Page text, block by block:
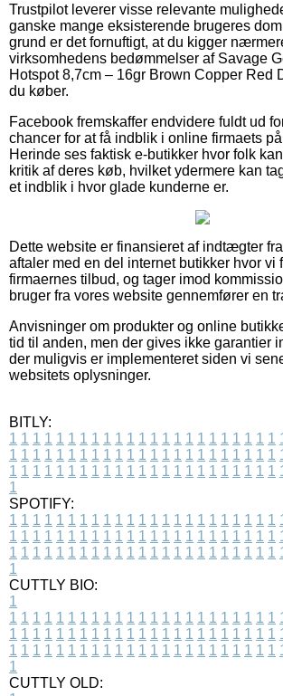
Trustpilot leverer visse relevante
ganske mange eksisterende brugeres
grund er det fornuftigt, at du kigger
virksomhedens bedømmelser af Savage
Hotspot 8,7cm – 16gr Brown Copper Red
du køber.
Facebook fremskaffer endvidere fuldt ud
chancer for at få indblik i online firmaets
Herinde ses faktisk e-butikker hvor folk
kritik af deres køb, hvilket ydermere kan
et indblik i hvor glade kunderne er.
Dette website er finansieret af indtægter
aftaler med en del internet butikker hvor vi
firmaernes tilbud, og tager imod
bruger fra vores website gennemfører en
Anvisninger om produkter og online
tid til anden, men der gives ikke garantier
der muligvis er implementeret siden vi
websitets oplysninger.
BITLY:
1 1 1 1 1 1 1 1 1 1 1 1 1 1 1 1 1 1 1 1 1 1 1
1 1 1 1 1 1 1 1 1 1 1 1 1 1 1 1 1 1 1 1 1 1 1
1 1 1 1 1 1 1 1 1 1 1 1 1 1 1 1 1 1 1 1 1 1 1
1
SPOTIFY:
1 1 1 1 1 1 1 1 1 1 1 1 1 1 1 1 1 1 1 1 1 1 1
1 1 1 1 1 1 1 1 1 1 1 1 1 1 1 1 1 1 1 1 1 1 1
1 1 1 1 1 1 1 1 1 1 1 1 1 1 1 1 1 1 1 1 1 1 1
1
CUTTLY BIO:
1
1 1 1 1 1 1 1 1 1 1 1 1 1 1 1 1 1 1 1 1 1 1 1
1 1 1 1 1 1 1 1 1 1 1 1 1 1 1 1 1 1 1 1 1 1 1
1 1 1 1 1 1 1 1 1 1 1 1 1 1 1 1 1 1 1 1 1 1 1
1
CUTTLY OLD: